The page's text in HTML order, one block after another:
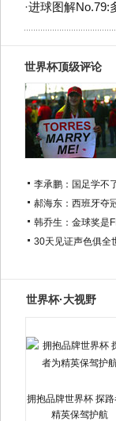
·进球图解No.79:
世界杯顶级评论
李承鹏：国足学不
郝海东：西班牙夺
韩乔生：金球奖是
30天见证声色俱全
世界杯·大视野
拥抱品牌世界杯 探路
精英保驾护航